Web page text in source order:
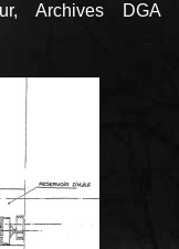
Archives DGA